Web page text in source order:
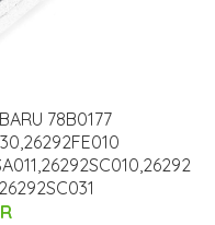
78B0177